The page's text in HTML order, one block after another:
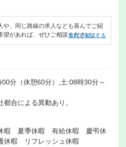
や、同じ路線の求人なども喜んでご紹
望があれば、ぜひご相談ください。
無料で相談する
分（休憩60分）,土:08時30分～
合による異動あり。
暇 夏季休暇 有給休暇 慶弔休
暇 リフレッシュ休暇